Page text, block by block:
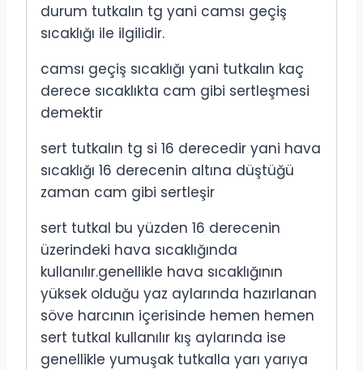
durum tutkalın tg yani camsı geçiş
sıcaklığı ile ilgilidir.
camsı geçiş sıcaklığı yani tutkalın kaç
derece sıcaklıkta cam gibi sertleşmesi
demektir
sert tutkalın tg si 16 derecedir yani hava
sıcaklığı 16 derecenin altına düştüğü
zaman cam gibi sertleşir
sert tutkal bu yüzden 16 derecenin
üzerindeki hava sıcaklığında
kullanılır.genellikle hava sıcaklığının
yüksek olduğu yaz aylarında hazırlanan
söve harcının içerisinde hemen hemen
sert tutkal kullanılır kış aylarında ise
genellikle yumuşak tutkalla yarı yarıya